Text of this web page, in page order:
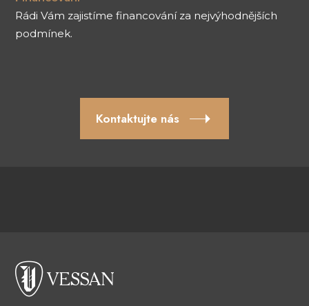
Rádi Vám zajistíme financování za nejvýhodnějších
podmínek.
Kontaktujte nás